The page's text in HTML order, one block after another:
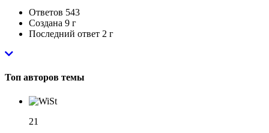
Ответов 543
Создана 9 г
Последний ответ 2 г
Топ авторов темы
21